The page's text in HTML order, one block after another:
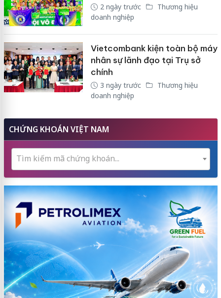
2 ngày trước
Thương hiệu
doanh nghiệp
Vietcombank kiện toàn bộ máy
nhân sự lãnh đạo tại Trụ sở
chính
3 ngày trước
Thương hiệu
doanh nghiệp
CHỨNG KHOÁN VIỆT NAM
Tìm kiếm mã chứng khoán...